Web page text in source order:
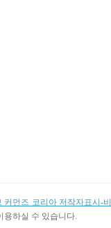
커먼즈 코리아 저작자표시-
용하실 수 있습니다.